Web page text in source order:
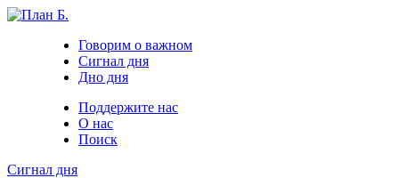
Говорим о важном
Сигнал дня
Дно дня
Поддержите нас
О нас
Поиск
Сигнал дня